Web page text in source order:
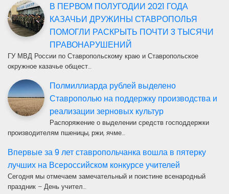
В ПЕРВОМ ПОЛУГОДИИ 2021 ГОДА
КАЗАЧЬИ ДРУЖИНЫ СТАВРОПОЛЬЯ
ПОМОГЛИ РАСКРЫТЬ ПОЧТИ 3 ТЫСЯЧИ
ПРАВОНАРУШЕНИЙ
ГУ МВД России по Ставропольскому краю и Ставропольское
окружное казачье общест…
Полмиллиарда рублей выделено
Ставрополью на поддержку производства и
реализации зерновых культур
Распоряжение о выделении средств господдержки
производителям пшеницы, ржи, ячме…
Впервые за 9 лет ставропольчанка вошла в пятерку
лучших на Всероссийском конкурсе учителей
Сегодня мы отмечаем замечательный и поистине всенародный
праздник – День учител…